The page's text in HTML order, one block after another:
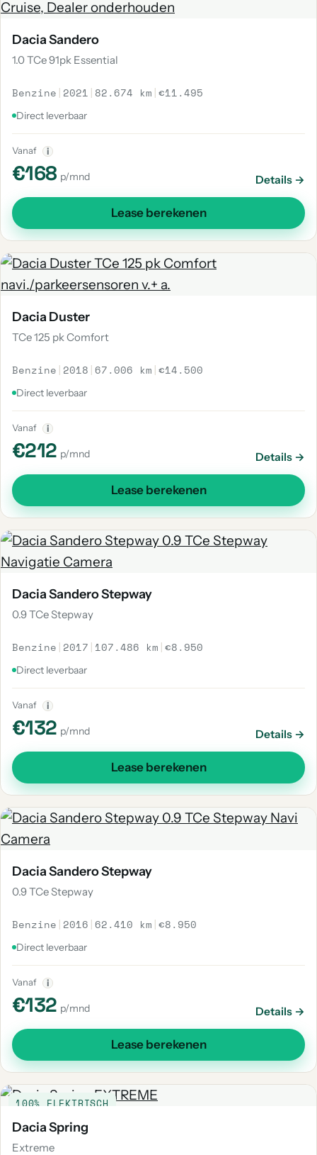
Dacia Sandero
1.0 TCe 91pk Essential
Benzine | 2021 | 82.674 km |€11.495
Direct leverbaar
Vanaf i
€168 p/mnd Details →
Lease berekenen
Dacia Duster
TCe 125 pk Comfort
Benzine | 2018 | 67.006 km |€14.500
Direct leverbaar
Vanaf i
€212 p/mnd Details →
Lease berekenen
Dacia Sandero Stepway
0.9 TCe Stepway
Benzine | 2017 | 107.486 km |€8.950
Direct leverbaar
Vanaf i
€132 p/mnd Details →
Lease berekenen
Dacia Sandero Stepway
0.9 TCe Stepway
Benzine | 2016 | 62.410 km |€8.950
Direct leverbaar
Vanaf i
€132 p/mnd Details →
Lease berekenen
100% ELEKTRISCH
Dacia Spring
Extreme